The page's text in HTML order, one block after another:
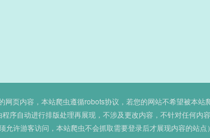
页内容，本站爬虫遵循robots协议，若您的网站不希望被本站
序自动进行排版处理再展现，不涉及更改内容，不针对任何内容
许游客访问，本站爬虫不会抓取需要登录后才展现内容的站点